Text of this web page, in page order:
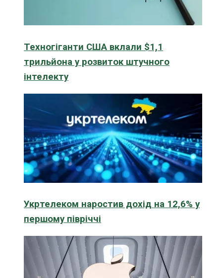
Техногіганти США вклали $1,1
трильйона у розвиток штучного
інтелекту
Укртелеком наростив дохід на 12,6% у
першому півріччі